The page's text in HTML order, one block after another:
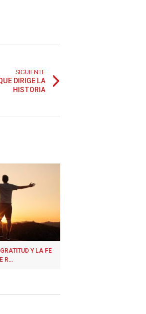
SIGUIENTE
DIRIGE LA
HISTORIA
Y LA FE
R...